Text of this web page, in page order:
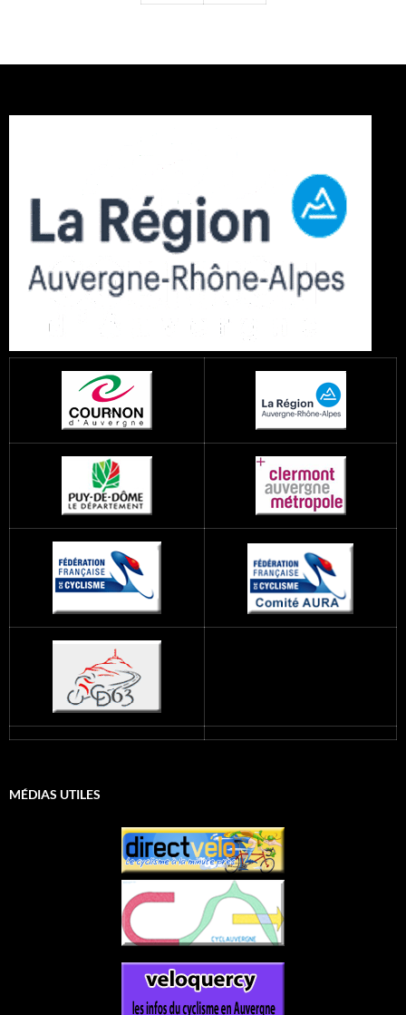
MÉDIAS UTILES